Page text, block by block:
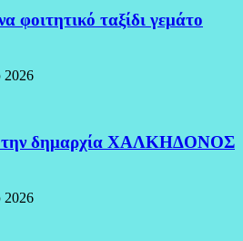
ταξίδι γεμάτο
2026
δημαρχία ΧΑΛΚΗΔΟΝΟΣ
2026